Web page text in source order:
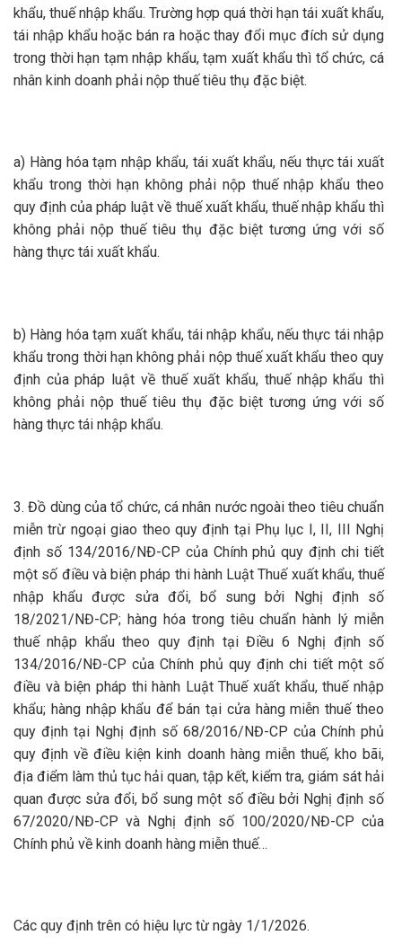
khẩu, thuế nhập khẩu. Trường hợp quá thời hạn tái xuất khẩu,
tái nhập khẩu hoặc bán ra hoặc thay đổi mục đích sử dụng
trong thời hạn tạm nhập khẩu, tạm xuất khẩu thì tổ chức, cá
nhân kinh doanh phải nộp thuế tiêu thụ đặc biệt.
a) Hàng hóa tạm nhập khẩu, tái xuất khẩu, nếu thực tái xuất
khẩu trong thời hạn không phải nộp thuế nhập khẩu theo
quy định của pháp luật về thuế xuất khẩu, thuế nhập khẩu thì
không phải nộp thuế tiêu thụ đặc biệt tương ứng với số
hàng thực tái xuất khẩu.
b) Hàng hóa tạm xuất khẩu, tái nhập khẩu, nếu thực tái nhập
khẩu trong thời hạn không phải nộp thuế xuất khẩu theo quy
định của pháp luật về thuế xuất khẩu, thuế nhập khẩu thì
không phải nộp thuế tiêu thụ đặc biệt tương ứng với số
hàng thực tái nhập khẩu.
3. Đồ dùng của tổ chức, cá nhân nước ngoài theo tiêu chuẩn
miễn trừ ngoại giao theo quy định tại Phụ lục I, II, III Nghị
định số 134/2016/NĐ-CP của Chính phủ quy định chi tiết
một số điều và biện pháp thi hành Luật Thuế xuất khẩu, thuế
nhập khẩu được sửa đổi, bổ sung bởi Nghị định số
18/2021/NĐ-CP; hàng hóa trong tiêu chuẩn hành lý miễn
thuế nhập khẩu theo quy định tại Điều 6 Nghị định số
134/2016/NĐ-CP của Chính phủ quy định chi tiết một số
điều và biện pháp thi hành Luật Thuế xuất khẩu, thuế nhập
khẩu; hàng nhập khẩu để bán tại cửa hàng miễn thuế theo
quy định tại Nghị định số 68/2016/NĐ-CP của Chính phủ
quy định về điều kiện kinh doanh hàng miễn thuế, kho bãi,
địa điểm làm thủ tục hải quan, tập kết, kiểm tra, giám sát hải
quan được sửa đổi, bổ sung một số điều bởi Nghị định số
67/2020/NĐ-CP và Nghị định số 100/2020/NĐ-CP của
Chính phủ về kinh doanh hàng miễn thuế…
Các quy định trên có hiệu lực từ ngày 1/1/2026.